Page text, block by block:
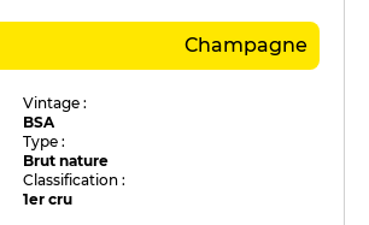
Champagne
Vintage :
BSA
Type :
Brut nature
Classification :
1er cru